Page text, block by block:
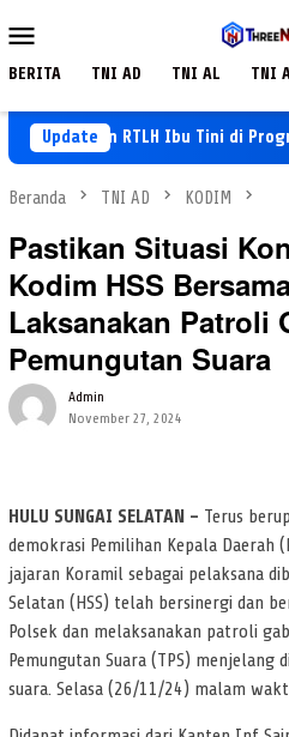
ke
Mobile
BERITA TNI AD TNI AL TNI
Update
RTLH Ibu Tini di Program
Beranda TNI AD KODIM
Pastikan Situasi
Kodim HSS
Laksanakan Patroli
Pemungutan Suara
Admin
November 27, 2024
HULU SUNGAI SELATAN – Terus
demokrasi Pemilihan Kepala Daerah
jajaran Koramil sebagai pelaksana
Selatan (HSS) telah bersinergi dan
Polsek dan melaksanakan patroli
Pemungutan Suara (TPS) menjelang
suara. Selasa (26/11/24) malam